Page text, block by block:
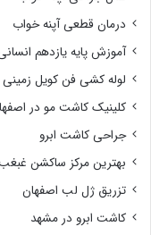
درمان قطعی آپنه خواب
آموزش پایه یازدهم
لوله کشی فن کویل زمینی
کلینیک کاشت مو در
جراحی کاشت ابرو
بهترین مرکز ساکشن
تزریق ژل لب اصفهان
کاشت ابرو در مشهد